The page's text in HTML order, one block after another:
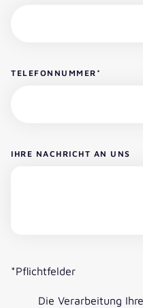
TELEFONNUMMER *
IHRE NACHRICHT AN UNS
*Pflichtfelder
Die Verarbeitung